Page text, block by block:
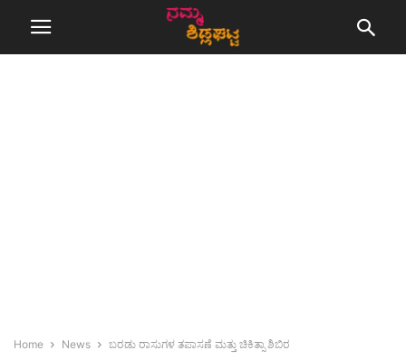
Home News ಬರಡು ರಾಸುಗಳ ತಪಾಸಣೆ ಮತ್ತು ಚಿಕಿತ್ಸಾ ಶಿಬಿರ